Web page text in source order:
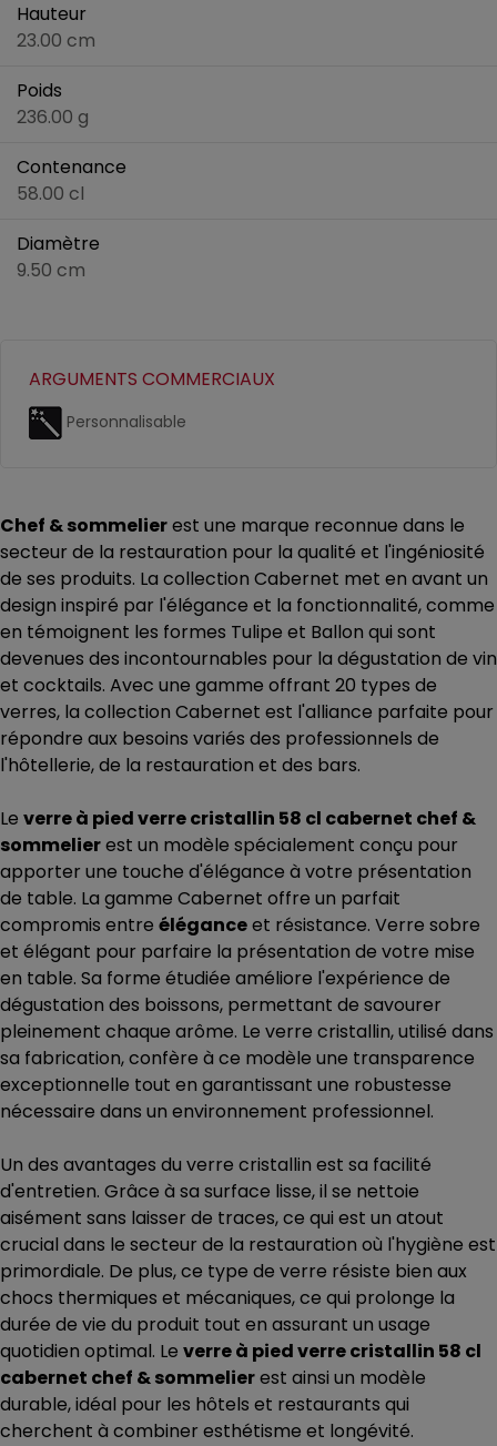
Hauteur
23.00 cm
Poids
236.00 g
Contenance
58.00 cl
Diamètre
9.50 cm
ARGUMENTS COMMERCIAUX
Personnalisable
Chef & sommelierest une marque reconnue dans le
secteur de la restauration pour la qualité et l'ingéniosité
de ses produits. La collection Cabernet met en avant un
design inspiré par l'élégance et la fonctionnalité, comme
en témoignent les formes Tulipe et Ballon qui sont
devenues des incontournables pour la dégustation de vin
et cocktails. Avec une gamme offrant 20 types de
verres, la collection Cabernet est l'alliance parfaite pour
répondre aux besoins variés des professionnels de
l'hôtellerie, de la restauration et des bars.
Le verre à pied verre cristallin 58 cl cabernet chef &
sommelierest un modèle spécialement conçu pour
apporter une touche d'élégance à votre présentation
de table. La gamme Cabernet offre un parfait
compromis entre éléganceet résistance. Verre sobre
et élégant pour parfaire la présentation de votre mise
en table. Sa forme étudiée améliore l'expérience de
dégustation des boissons, permettant de savourer
pleinement chaque arôme. Le verre cristallin, utilisé dans
sa fabrication, confère à ce modèle une transparence
exceptionnelle tout en garantissant une robustesse
nécessaire dans un environnement professionnel.
Un des avantages du verre cristallin est sa facilité
d'entretien. Grâce à sa surface lisse, il se nettoie
aisément sans laisser de traces, ce qui est un atout
crucial dans le secteur de la restauration où l'hygiène est
primordiale. De plus, ce type de verre résiste bien aux
chocs thermiques et mécaniques, ce qui prolonge la
durée de vie du produit tout en assurant un usage
quotidien optimal. Le verre à pied verre cristallin 58 cl
cabernet chef & sommelierest ainsi un modèle
durable, idéal pour les hôtels et restaurants qui
cherchent à combiner esthétisme et longévité.